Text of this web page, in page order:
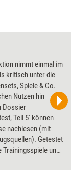
nimmt einmal im
kritisch unter die
Spiele & Co.
Nutzen hin
Dossier
Teil 5' können
nachlesen (mit
Getestet
Trainingsspiele und